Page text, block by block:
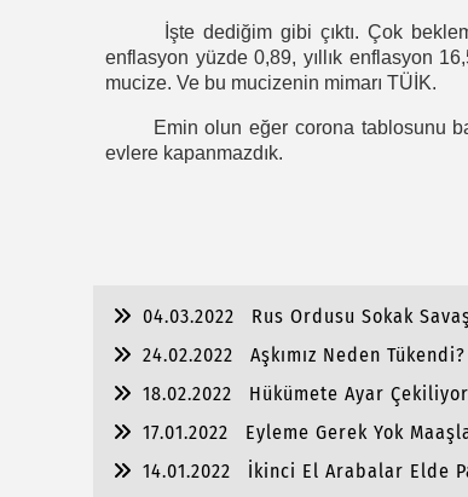
İşte dediğim gibi çıktı. Çok
enflasyon yüzde 0,89, yıllık enflasyon
mucize. Ve bu mucizenin mimarı TÜİK.
Emin olun eğer corona tablosunu
evlere kapanmazdık.
04.03.2022
Rus Ordusu Sokak
24.02.2022
Aşkımız Neden
18.02.2022
Hükümete Ayar
17.01.2022
Eyleme Gerek Yok
14.01.2022
İkinci El Arabalar Elde